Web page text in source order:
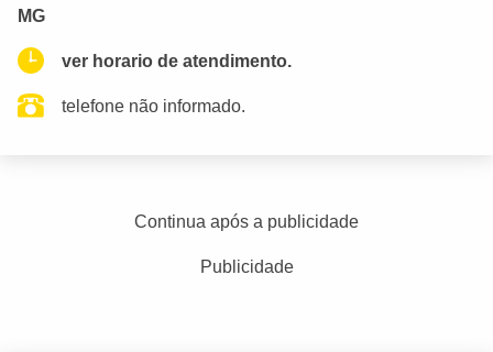
MG
ver horario de atendimento.
telefone não informado.
Continua após a publicidade
Publicidade